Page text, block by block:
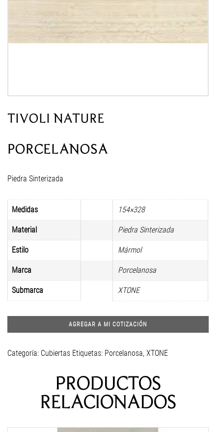
TIVOLI NATURE
PORCELANOSA
Piedra Sinterizada
Medidas 154×328
Material Piedra Sinterizada
Estilo Mármol
Marca Porcelanosa
Submarca XTONE
AGREGAR A MI COTIZACIÓN
Categoría: Cubiertas Etiquetas: Porcelanosa, XTONE
PRODUCTOS
RELACIONADOS